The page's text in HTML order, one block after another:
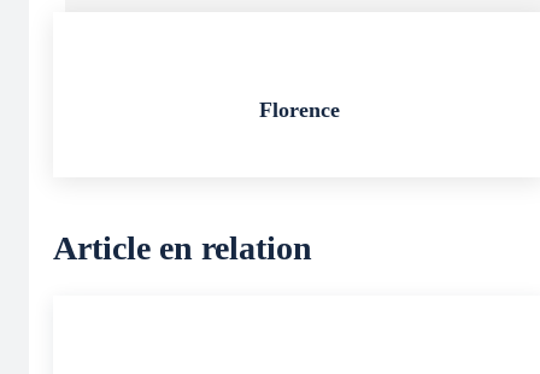
Florence
Article en relation